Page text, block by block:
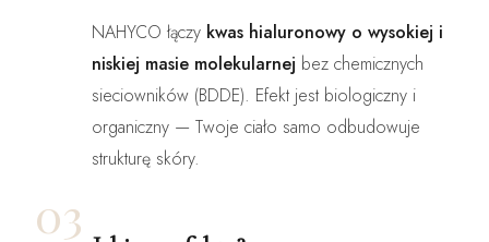
NAHYCO łączy kwas hialuronowy o wysokiej i
niskiej masie molekularnej bez chemicznych
sieciowników (BDDE). Efekt jest biologiczny i
organiczny — Twoje ciało samo odbudowuje
strukturę skóry.
03